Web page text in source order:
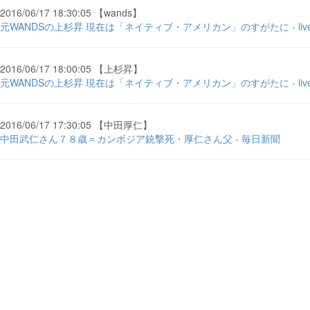
2016/06/17 18:30:05 【wands】
元WANDSの上杉昇 現在は「ネイティブ・アメリカン」のすがたに -
2016/06/17 18:00:05 【上杉昇】
元WANDSの上杉昇 現在は「ネイティブ・アメリカン」のすがたに -
2016/06/17 17:30:05 【中田厚仁】
中田武仁さん７８歳＝カンボジア銃撃死・厚仁さん父 - 毎日新聞